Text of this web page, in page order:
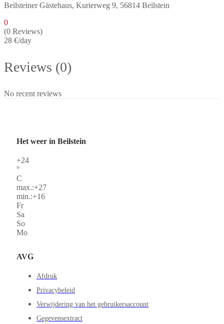
Beilsteiner Gästehaus, Kurierweg 9, 56814 Beilstein
0
(0 Reviews)
28 €/day
Reviews (0)
No recent reviews
Het weer in Beilstein
+24
°
C
max.:+27
min.:+16
Fr
Sa
So
Mo
AVG
Afdruk
Privacybeleid
Verwijdering van het gebruikersaccount
Gegevensextract